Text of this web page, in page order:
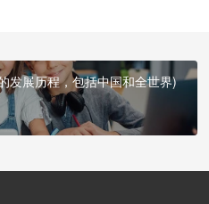
发展历程，包括中国和全世界)